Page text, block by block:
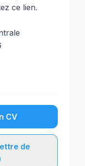
ce lien.
CV
de